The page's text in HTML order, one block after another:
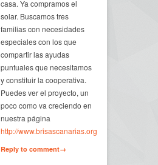
casa. Ya compramos el
solar. Buscamos tres
familias con necesidades
especiales con los que
compartir las ayudas
puntuales que necesitamos
y constituir la cooperativa.
Puedes ver el proyecto, un
poco como va creciendo en
nuestra página
http://www.brisascanarias.org
Reply to comment→